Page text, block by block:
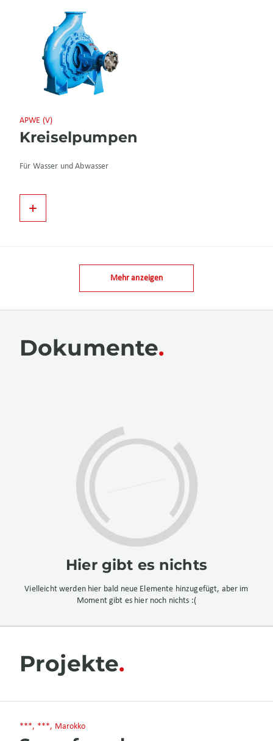
APWE (V)
Kreiselpumpen
Für Wasser und Abwasser
Mehr anzeigen
Dokumente
Hier gibt es nichts
Vielleicht werden hier bald neue Elemente hinzugefügt, aber im
Moment gibt es hier noch nichts :(
Projekte
***, ***, Marokko